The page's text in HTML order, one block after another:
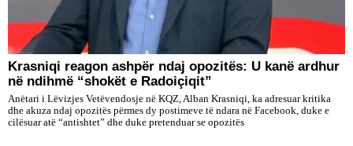
​Krasniqi reagon ashpër ndaj opozitës: U kanë ardhur
në ndihmë “shokët e Radoiçiqit”
Anëtari i Lëvizjes Vetëvendosje në KQZ, Alban Krasniqi, ka adresuar kritika
dhe akuza ndaj opozitës përmes dy postimeve të ndara në Facebook, duke e
cilësuar atë “antishtet” dhe duke pretenduar se opozitës